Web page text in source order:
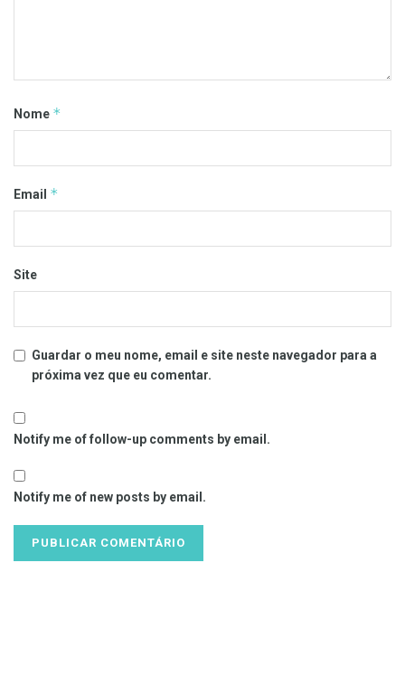
Nome *
Email *
Site
Guardar o meu nome, email e site neste navegador para a
próxima vez que eu comentar.
Notify me of follow-up comments by email.
Notify me of new posts by email.